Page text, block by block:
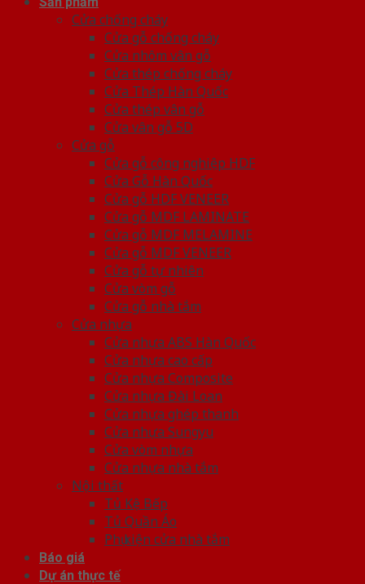
Cửa chống cháy
Cửa gỗ chống cháy
Cửa nhôm vân gỗ
Cửa thép chống cháy
Cửa Thép Hàn Quốc
Cửa thép vân gỗ
Cửa vân gỗ 5D
Cửa gỗ
Cửa gỗ công nghiệp HDF
Cửa Gỗ Hàn Quốc
Cửa gỗ HDF VENEER
Cửa gỗ MDF LAMINATE
Cửa gỗ MDF MELAMINE
Cửa gỗ MDF VENEER
Cửa gỗ tự nhiên
Cửa vòm gỗ
Cửa gỗ nhà tắm
Cửa nhựa
Cửa nhựa ABS Hàn Quốc
Cửa nhựa cao cấp
Cửa nhựa Composite
Cửa nhựa Đài Loan
Cửa nhựa ghép thanh
Cửa nhựa Sungyu
Cửa vòm nhựa
Cửa nhựa nhà tắm
Nội thất
Tủ Kệ Bếp
Tủ Quần Áo
Phụ kiện cửa nhà tắm
Báo giá
Dự án thực tế